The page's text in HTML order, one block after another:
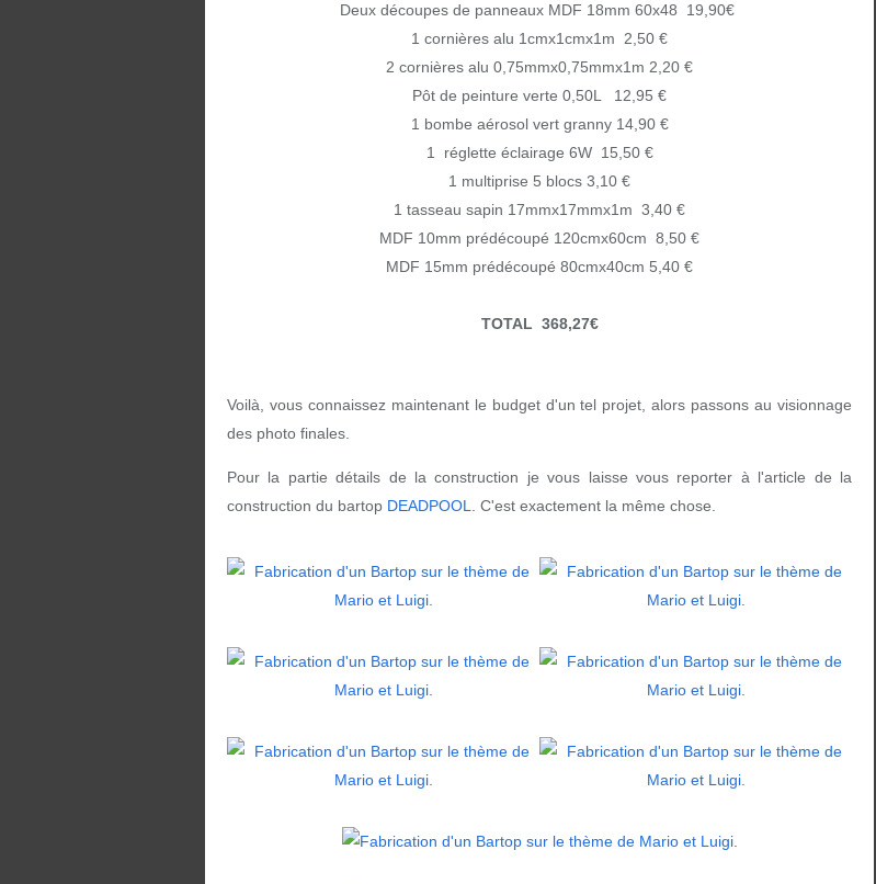
Deux découpes de panneaux MDF 18mm 60x48 19,90€
1 cornières alu 1cmx1cmx1m 2,50 €
2 cornières alu 0,75mmx0,75mmx1m 2,20 €
Pôt de peinture verte 0,50L 12,95 €
1 bombe aérosol vert granny 14,90 €
1 réglette éclairage 6W 15,50 €
1 multiprise 5 blocs 3,10 €
1 tasseau sapin 17mmx17mmx1m 3,40 €
MDF 10mm prédécoupé 120cmx60cm 8,50 €
MDF 15mm prédécoupé 80cmx40cm 5,40 €
TOTAL 368,27€
Voilà, vous connaissez maintenant le budget d'un tel projet, alors passons au visionnage
des photo finales.
Pour la partie détails de la construction je vous laisse vous reporter à l'article de la
construction du bartop DEADPOOL . C'est exactement la même chose.